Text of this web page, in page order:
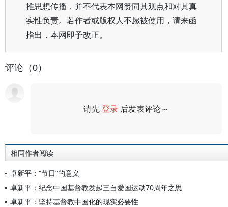
推思想传播，并不代表本网赞同其观点和对其真
实性负责。若作者或版权人不愿被使用，请来函
指出，本网即予改正。
评论（0）
请先登录 后发表评论～
相同作者阅读
卓新平：“节日”的意义
卓新平：纪念中国基督教发起三自爱国运动70周年之思
卓新平：坚持基督教中国化的现实必要性